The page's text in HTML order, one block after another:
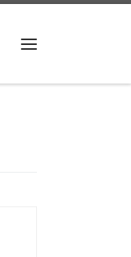
Search